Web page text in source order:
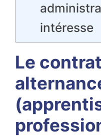
intéresse
Le